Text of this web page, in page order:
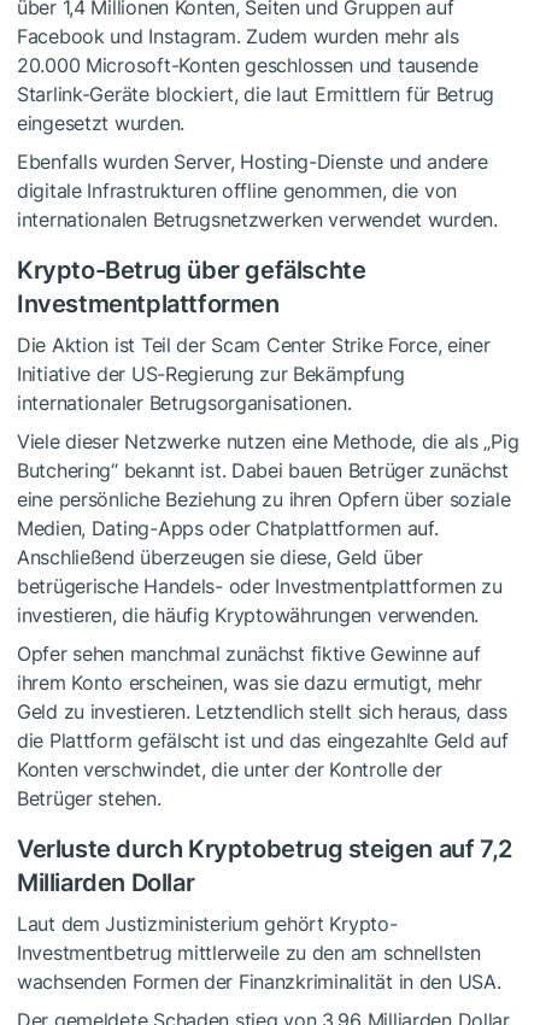
über 1,4 Millionen Konten, Seiten und Gruppen auf
Facebook und Instagram. Zudem wurden mehr als
20.000 Microsoft-Konten geschlossen und tausende
Starlink-Geräte blockiert, die laut Ermittlern für Betrug
eingesetzt wurden.
Ebenfalls wurden Server, Hosting-Dienste und andere
digitale Infrastrukturen offline genommen, die von
internationalen Betrugsnetzwerken verwendet wurden.
Krypto-Betrug über gefälschte
Investmentplattformen
Die Aktion ist Teil der Scam Center Strike Force, einer
Initiative der US-Regierung zur Bekämpfung
internationaler Betrugsorganisationen.
Viele dieser Netzwerke nutzen eine Methode, die als „Pig
Butchering“ bekannt ist. Dabei bauen Betrüger zunächst
eine persönliche Beziehung zu ihren Opfern über soziale
Medien, Dating-Apps oder Chatplattformen auf.
Anschließend überzeugen sie diese, Geld über
betrügerische Handels- oder Investmentplattformen zu
investieren, die häufig Kryptowährungen verwenden.
Opfer sehen manchmal zunächst fiktive Gewinne auf
ihrem Konto erscheinen, was sie dazu ermutigt, mehr
Geld zu investieren. Letztendlich stellt sich heraus, dass
die Plattform gefälscht ist und das eingezahlte Geld auf
Konten verschwindet, die unter der Kontrolle der
Betrüger stehen.
Verluste durch Kryptobetrug steigen auf 7,2
Milliarden Dollar
Laut dem Justizministerium gehört Krypto-
Investmentbetrug mittlerweile zu den am schnellsten
wachsenden Formen der Finanzkriminalität in den USA.